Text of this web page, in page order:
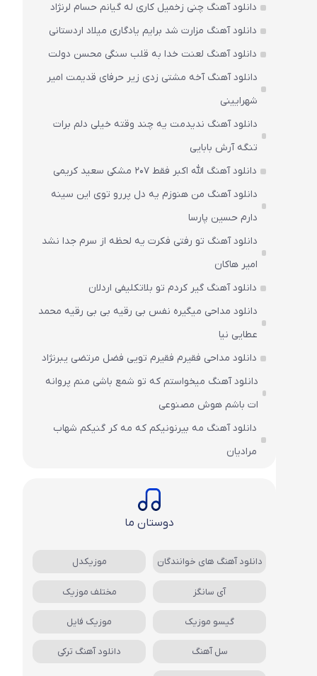
دانلود آهنگ چنی زخمیل کاری له گیانم حسام لرنژاد
دانلود آهنگ مزارت شد برایم یادگاری میلاد اردستانی
دانلود آهنگ لعنت خدا به قلب سنگی محسن دولت
دانلود آهنگ آخه مشتی زدی زیر حرفای قدیمت امیر
شهرایینی
دانلود آهنگ ندیدمت یه چند وقته خیلی دلم برات
تنگه آرش بابایی
دانلود آهنگ الله اکبر فقط 207 مشکی سعید کریمی
دانلود آهنگ من هنوزم یه دل پررو توی این سینه
دارم حسین پارسا
دانلود آهنگ تو رفتی فکرت یه لحظه از سرم جدا نشد
امیر هاکان
دانلود آهنگ گیر کردم تو بلاتکلیفی اردلان
دانلود مداحی میگیره نفس بی رقیه بی بی رقیه محمد
عطایی نیا
دانلود مداحی فقیرم فقیرم تویی فضل مرتضی یبرنژاد
دانلود آهنگ میخواستم که تو شمع باشی منم پروانه
ات باشم هوش مصنوعی
دانلود آهنگ مه بیرنونیکم که مه کر گنیکم شهاب
مرادیان
دوستان ما
دانلود آهنگ های خوانندگان موزیکدل
آی سانگز مختلف موزیک
گیسو موزیک موزیک فایل
سل آهنگ دانلود آهنگ ترکی